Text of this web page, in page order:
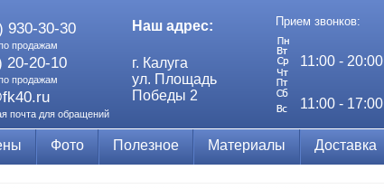
Наш адрес:
г. Калуга
ул. Площадь
Победы 2
930-30-30
продажам
20-20-10
продажам
почта для обращений
Прием звонков:
11:00 - 20:00
11:00 - 17:00
Фото Полезное Материалы Доставка